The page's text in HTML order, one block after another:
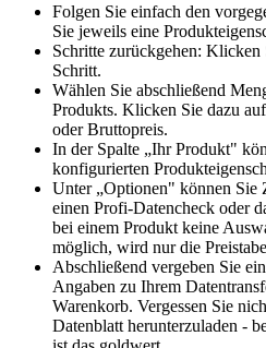
Folgen Sie einfach den
Sie jeweils eine
Schritte zurückgehen: Klicken
Schritt.
Wählen Sie abschließend
Produkts. Klicken Sie dazu
oder Bruttopreis.
In der Spalte „Ihr Produkt"
konfigurierten
Unter „Optionen" können Sie
einen Profi-Datencheck oder
bei einem Produkt keine
möglich, wird nur die
Abschließend vergeben Sie
Angaben zu Ihrem
Warenkorb. Vergessen Sie
Datenblatt herunterzuladen -